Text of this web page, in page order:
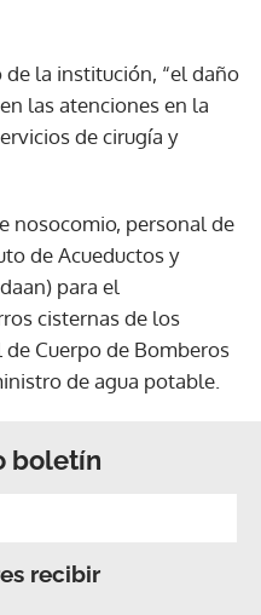
de la institución, “el daño
las atenciones en la
de cirugía y
nosocomio, personal de
de Acueductos y
para el
cisternas de los
Cuerpo de Bomberos
de agua potable.
boletín
recibir